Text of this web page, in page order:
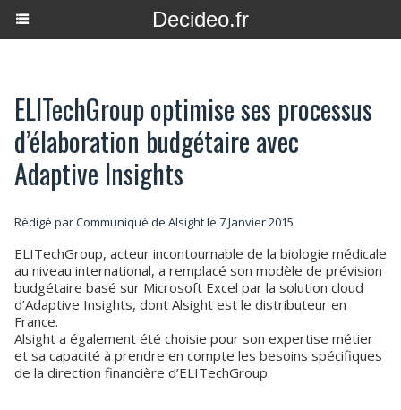
Decideo.fr
ELITechGroup optimise ses processus
d’élaboration budgétaire avec
Adaptive Insights
Rédigé par Communiqué de Alsight le 7 Janvier 2015
ELITechGroup, acteur incontournable de la biologie médicale
au niveau international, a remplacé son modèle de prévision
budgétaire basé sur Microsoft Excel par la solution cloud
d’Adaptive Insights, dont Alsight est le distributeur en
France.
Alsight a également été choisie pour son expertise métier
et sa capacité à prendre en compte les besoins spécifiques
de la direction financière d’ELITechGroup.